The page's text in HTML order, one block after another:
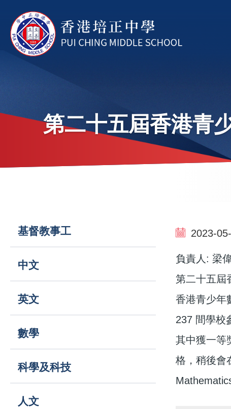
第二十五屆香港青
結2023-
負責人: 梁
第二十五屆
香港青少年
237 間學校
其中獲一等
格，稍後會
Main
navigation
基督教事工
中文
英文
數學
科學及科技
人文